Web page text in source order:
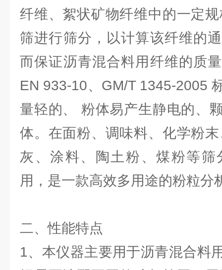
纤维、絮状矿物纤维中的一定
筛进行筛分，以计算该纤维的
而保证沥青混合料用纤维的质
EN 933-10、GM/T 1345-2005
量轻的、 粉体易产生静电的、
体。在面粉、调味料、化学粉
灰、涂料、陶土粉、煤粉等
用，是一款高效多用途的粉粒分
二、性能特点
1、本仪器主要用于沥青混合料